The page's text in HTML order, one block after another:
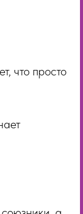
что просто